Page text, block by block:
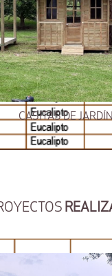
CASITAS DE